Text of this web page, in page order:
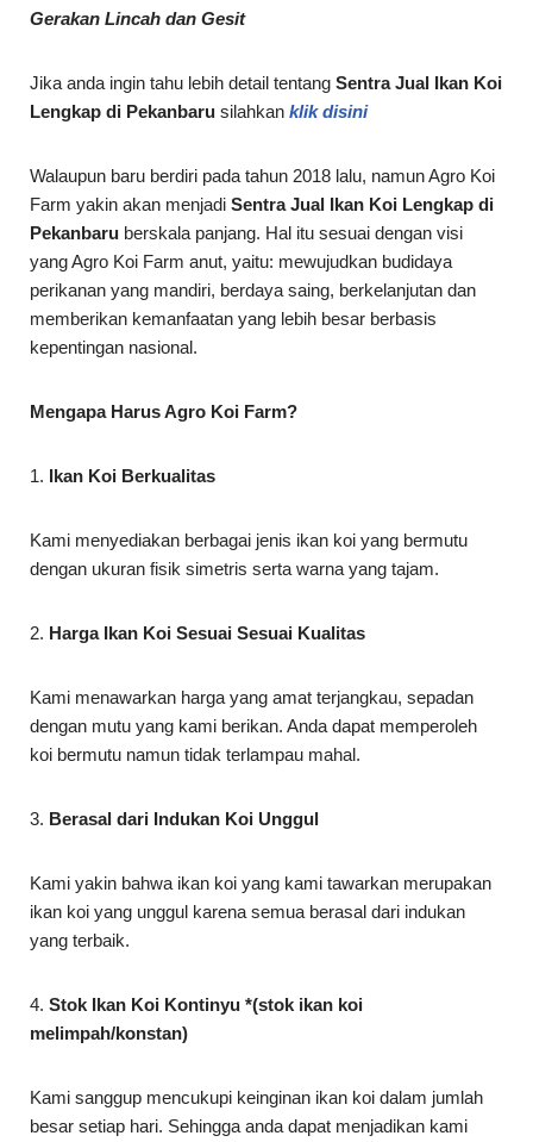
Gerakan Lincah dan Gesit
Jika anda ingin tahu lebih detail tentang Sentra Jual Ikan Koi
Lengkap di Pekanbaru silahkan klik disini
Walaupun baru berdiri pada tahun 2018 lalu, namun Agro Koi
Farm yakin akan menjadi Sentra Jual Ikan Koi Lengkap di
Pekanbaru berskala panjang. Hal itu sesuai dengan visi
yang Agro Koi Farm anut, yaitu: mewujudkan budidaya
perikanan yang mandiri, berdaya saing, berkelanjutan dan
memberikan kemanfaatan yang lebih besar berbasis
kepentingan nasional.
Mengapa Harus Agro Koi Farm?
1. Ikan Koi Berkualitas
Kami menyediakan berbagai jenis ikan koi yang bermutu
dengan ukuran fisik simetris serta warna yang tajam.
2. Harga Ikan Koi Sesuai Sesuai Kualitas
Kami menawarkan harga yang amat terjangkau, sepadan
dengan mutu yang kami berikan. Anda dapat memperoleh
koi bermutu namun tidak terlampau mahal.
3. Berasal dari Indukan Koi Unggul
Kami yakin bahwa ikan koi yang kami tawarkan merupakan
ikan koi yang unggul karena semua berasal dari indukan
yang terbaik.
4. Stok Ikan Koi Kontinyu *(stok ikan koi
melimpah/konstan)
Kami sanggup mencukupi keinginan ikan koi dalam jumlah
besar setiap hari. Sehingga anda dapat menjadikan kami